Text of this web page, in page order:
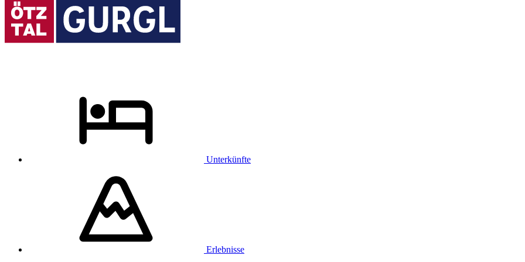
Unterkünfte
Erlebnisse